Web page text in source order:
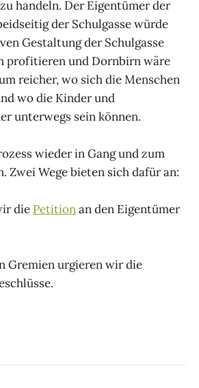
handeln. Der Eigentümer der
der Schulgasse würde
Gestaltung der Schulgasse
profitieren und Dornbirn wäre
reicher, wo sich die Menschen
wo die Kinder und
unterwegs sein können.
wieder in Gang und zum
Zwei Wege bieten sich dafür an:
die Petitionan den Eigentümer
Gremien urgieren wir die